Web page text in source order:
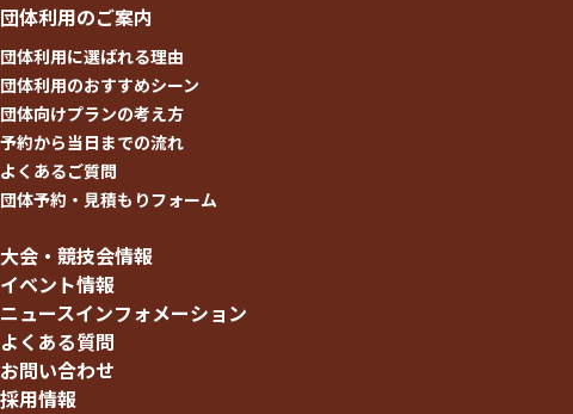
団体利用のご案内
団体利用に選ばれる理由
団体利用のおすすめシーン
団体向けプランの考え方
予約から当日までの流れ
よくあるご質問
団体予約・見積もりフォーム
大会・競技会情報
イベント情報
ニュースインフォメーション
よくある質問
お問い合わせ
採用情報